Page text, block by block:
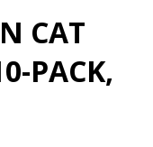
CAT
PACK,